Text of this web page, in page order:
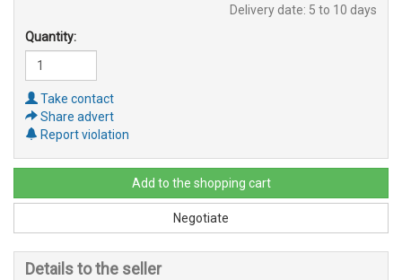
Delivery date: 5 to 10 days
Quantity:
Take contact
Share advert
Report violation
Add to the shopping cart
Negotiate
Details to the seller